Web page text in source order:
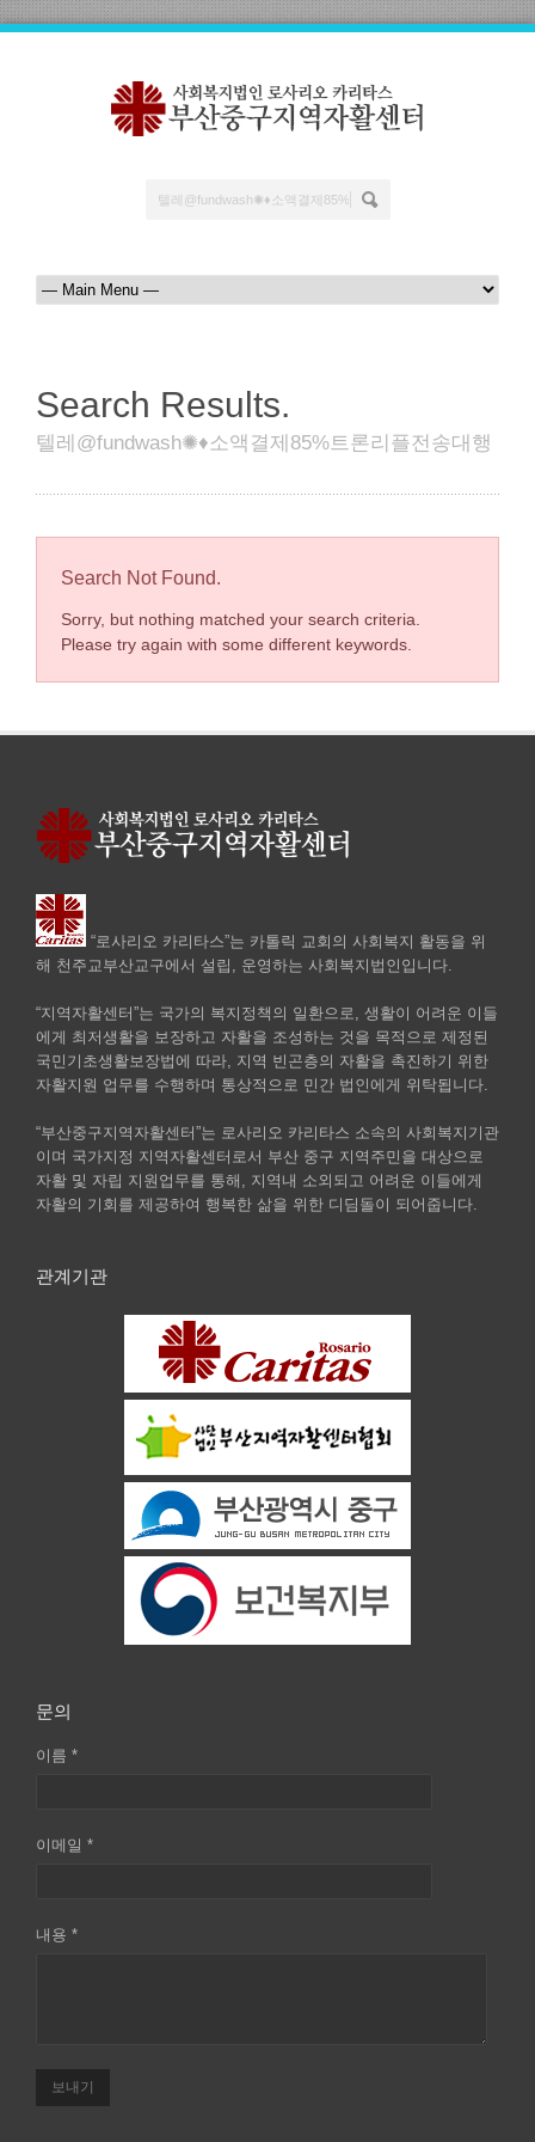
Search Results.
텔레@fundwash✺♦소액결제85%트론리플전송대행
Search Not Found.
Sorry, but nothing matched your search criteria.
Please try again with some different keywords.
“로사리오 카리타스”는 카톨릭 교회의 사회복지 활동을 위
해 천주교부산교구에서 설립, 운영하는 사회복지법인입니다.
“지역자활센터”는 국가의 복지정책의 일환으로, 생활이 어려운 이들
에게 최저생활을 보장하고 자활을 조성하는 것을 목적으로 제정된
국민기초생활보장법에 따라, 지역 빈곤층의 자활을 촉진하기 위한
자활지원 업무를 수행하며 통상적으로 민간 법인에게 위탁됩니다.
“부산중구지역자활센터”는 로사리오 카리타스 소속의 사회복지기관
이며 국가지정 지역자활센터로서 부산 중구 지역주민을 대상으로
자활 및 자립 지원업무를 통해, 지역내 소외되고 어려운 이들에게
자활의 기회를 제공하여 행복한 삶을 위한 디딤돌이 되어줍니다.
관계기관
문의
이름 *
이메일 *
내용 *
보내기